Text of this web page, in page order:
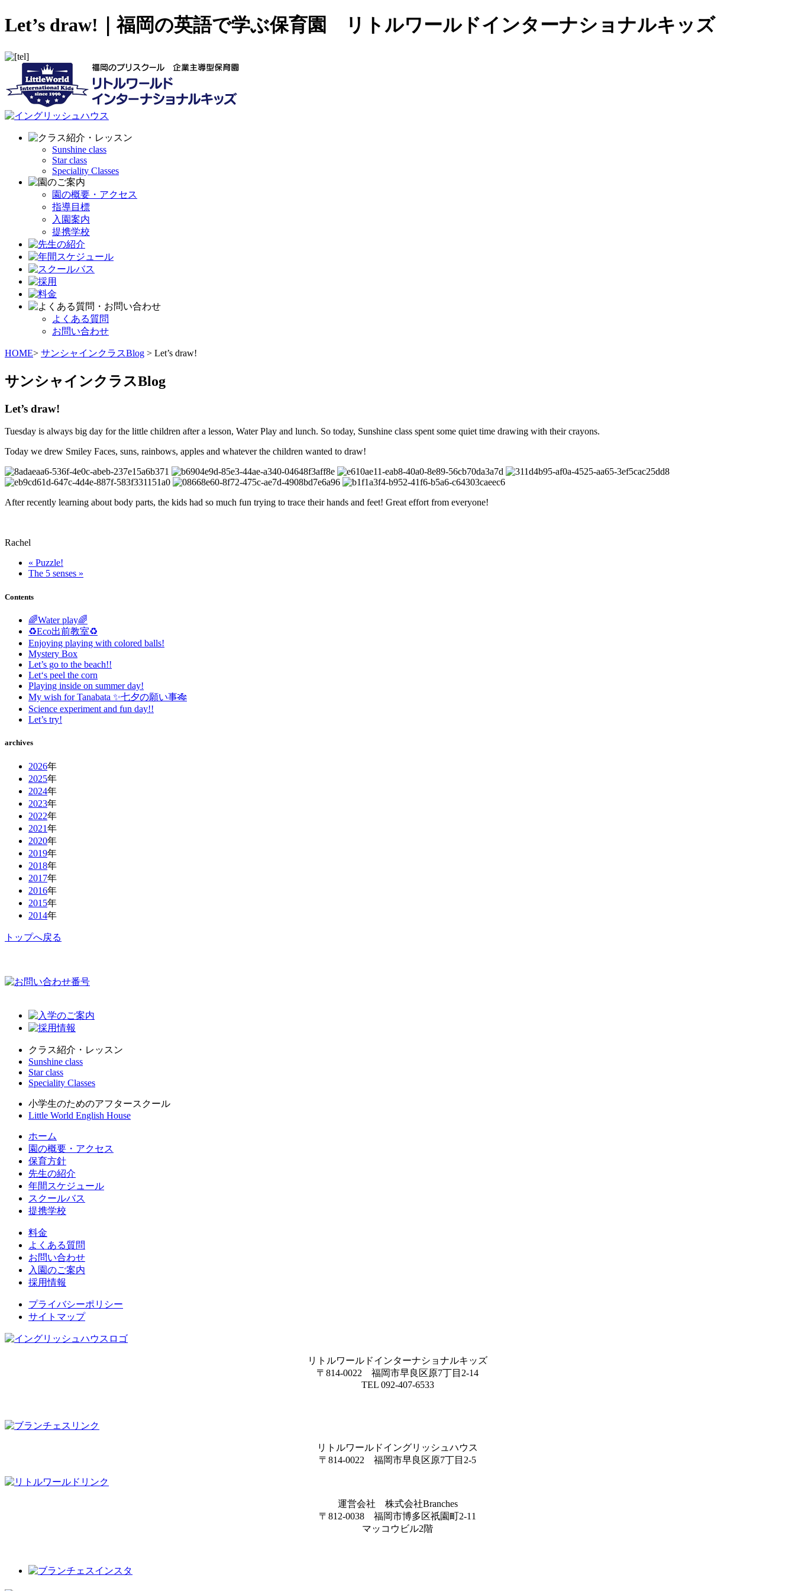
Let’s draw!｜福岡の英語で学ぶ保育園 リトルワールドインターナショナルキッズ
Sunshine class
Star class
Speciality Classes
園の概要・アクセス
指導目標
入園案内
提携学校
よくある質問
お問い合わせ
HOME> サンシャインクラスBlog > Let’s draw!
サンシャインクラスBlog
Let’s draw!
Tuesday is always big day for the little children after a lesson, Water Play and lunch. So today, Sunshine class spent some quiet time drawing with their crayons.
Today we drew Smiley Faces, suns, rainbows, apples and whatever the children wanted to draw!
After recently learning about body parts, the kids had so much fun trying to trace their hands and feet! Great effort from everyone!
Rachel
« Puzzle!
The 5 senses »
Contents
🌈Water play🌈
♻️Eco出前教室♻️
Enjoying playing with colored balls!
Mystery Box
Let’s go to the beach!!
Let‘s peel the corn
Playing inside on summer day!
My wish for Tanabata ✨七夕の願い事🎋
Science experiment and fun day!!
Let’s try!
archives
2026年
2025年
2024年
2023年
2022年
2021年
2020年
2019年
2018年
2017年
2016年
2015年
2014年
トップへ戻る
クラス紹介・レッスン
Sunshine class
Star class
Speciality Classes
小学生のためのアフタースクール
Little World English House
ホーム
園の概要・アクセス
保育方針
先生の紹介
年間スケジュール
スクールバス
提携学校
料金
よくある質問
お問い合わせ
入園のご案内
採用情報
プライバシーポリシー
サイトマップ
リトルワールドインターナショナルキッズ
〒814-0022 福岡市早良区原7丁目2-14
TEL 092-407-6533
リトルワールドイングリッシュハウス
〒814-0022 福岡市早良区原7丁目2-5
運営会社 株式会社Branches
〒812-0038 福岡市博多区祇園町2-11
マッコウビル2階